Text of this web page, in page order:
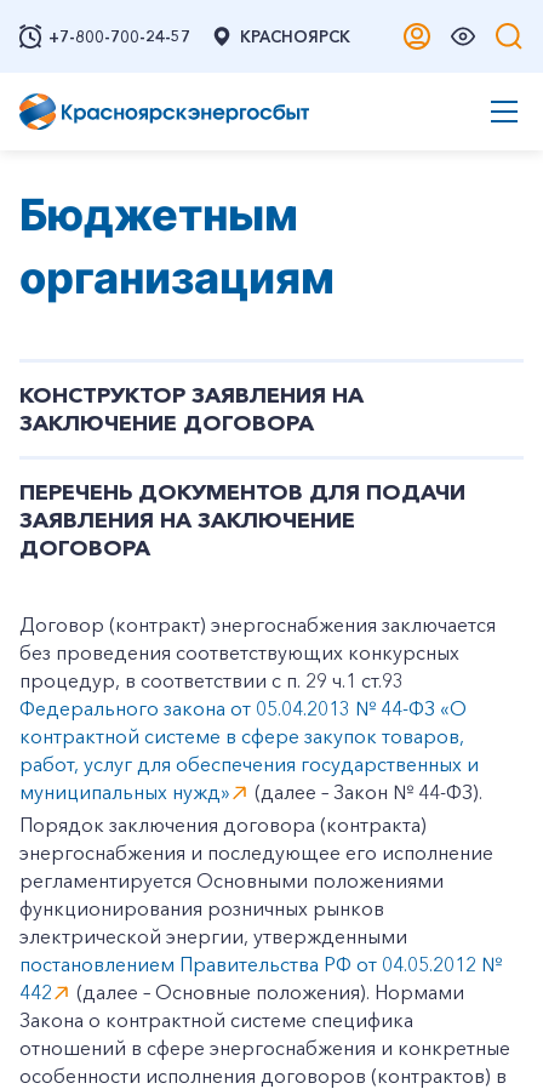
+7-800-700-24-57 КРАСНОЯРСК
Бюджетным
организациям
КОНСТРУКТОР ЗАЯВЛЕНИЯ НА
ЗАКЛЮЧЕНИЕ ДОГОВОРА
ПЕРЕЧЕНЬ ДОКУМЕНТОВ ДЛЯ ПОДАЧИ
ЗАЯВЛЕНИЯ НА ЗАКЛЮЧЕНИЕ
ДОГОВОРА
Договор (контракт) энергоснабжения заключается
без проведения соответствующих конкурсных
процедур, в соответствии с п. 29 ч.1 ст.93
Федерального закона от 05.04.2013 № 44-ФЗ «О
контрактной системе в сфере закупок товаров,
работ, услуг для обеспечения государственных и
муниципальных нужд»
(далее – Закон № 44-ФЗ).
Порядок заключения договора (контракта)
энергоснабжения и последующее его исполнение
регламентируется Основными положениями
функционирования розничных рынков
электрической энергии, утвержденными
постановлением Правительства РФ от 04.05.2012 №
442
(далее – Основные положения). Нормами
Закона о контрактной системе специфика
отношений в сфере энергоснабжения и конкретные
особенности исполнения договоров (контрактов) в